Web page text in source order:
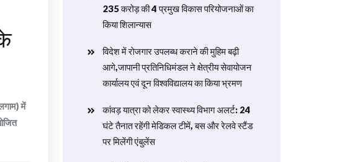
में
235 करोड़ की 4 प्रमुख विकास परियोजनाओं का
किया शिलान्यास
विदेश में रोजगार उपलब्ध कराने की मुहिम बढ़ी
आगे,जापानी प्रतिनिधिमंडल ने क्षेत्रीय सेवायोजन
कार्यालय एवं दून विश्वविद्यालय का किया भ्रमण
​कांवड़ यात्रा को लेकर स्वास्थ्य विभाग अलर्ट: 24
घंटे तैनात रहेंगी मेडिकल टीमें, बस और रेलवे स्टैंड
पर मिलेंगी एंबुलेंस